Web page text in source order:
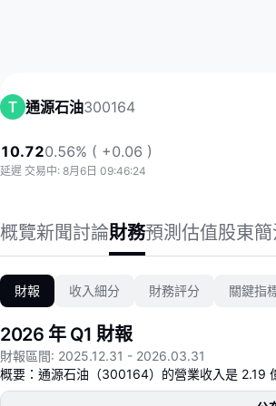
通源石油300164
10.720.56% ( +0.06 )
延遲 交易中: 8月6日 09:46:24
概覽新聞討論財務預測 估值股東
財報 收入細分 財務評分 關鍵指
2026 年 Q1 財報
財報區間: 2025.12.31 - 2026.03.31
概要：通源石油（300164）的營業收入是 2.19